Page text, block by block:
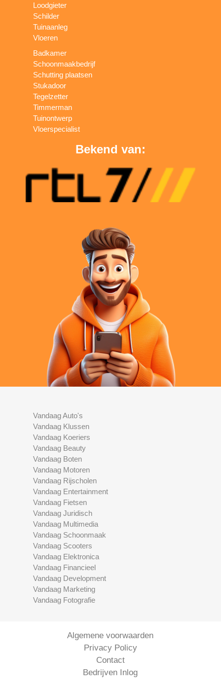
Loodgieter
Schilder
Tuinaanleg
Vloeren
Badkamer
Schoonmaakbedrijf
Schutting plaatsen
Stukadoor
Tegelzetter
Timmerman
Tuinontwerp
Vloerspecialist
Bekend van:
Vandaag Auto's
Vandaag Klussen
Vandaag Koeriers
Vandaag Beauty
Vandaag Boten
Vandaag Motoren
Vandaag Rijscholen
Vandaag Entertainment
Vandaag Fietsen
Vandaag Juridisch
Vandaag Multimedia
Vandaag Schoonmaak
Vandaag Scooters
Vandaag Elektronica
Vandaag Financieel
Vandaag Development
Vandaag Marketing
Vandaag Fotografie
Algemene voorwaarden
Privacy Policy
Contact
Bedrijven Inlog